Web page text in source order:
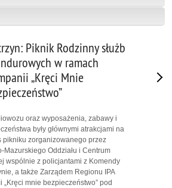
Piknik Rodzinny służb
w ramach
„Kręci Mnie
oraz wyposażenia, zabawy i
były głównymi atrakcjami na
pikniku zorganizowanego przez
Oddziału i Centrum
wspólnie z policjantami z Komendy
a także Zarządem Regionu IPA
mnie bezpieczeństwo” pod